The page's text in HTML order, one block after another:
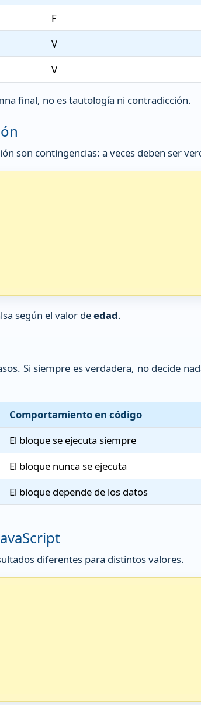
F
V
V
final, no es tautología ni contradicción.
son contingencias: a veces deben ser
según el valor deedad.
Si siempre es verdadera, no decide
Comportamiento en código
El bloque se ejecuta siempre
El bloque nunca se ejecuta
El bloque depende de los datos
diferentes para distintos valores.